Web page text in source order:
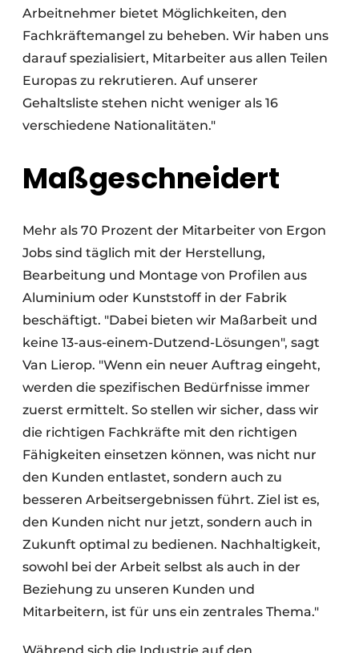
Arbeitnehmer bietet Möglichkeiten, den
Fachkräftemangel zu beheben. Wir haben uns
darauf spezialisiert, Mitarbeiter aus allen Teilen
Europas zu rekrutieren. Auf unserer
Gehaltsliste stehen nicht weniger als 16
verschiedene Nationalitäten."
Maßgeschneidert
Mehr als 70 Prozent der Mitarbeiter von Ergon
Jobs sind täglich mit der Herstellung,
Bearbeitung und Montage von Profilen aus
Aluminium oder Kunststoff in der Fabrik
beschäftigt. "Dabei bieten wir Maßarbeit und
keine 13-aus-einem-Dutzend-Lösungen", sagt
Van Lierop. "Wenn ein neuer Auftrag eingeht,
werden die spezifischen Bedürfnisse immer
zuerst ermittelt. So stellen wir sicher, dass wir
die richtigen Fachkräfte mit den richtigen
Fähigkeiten einsetzen können, was nicht nur
den Kunden entlastet, sondern auch zu
besseren Arbeitsergebnissen führt. Ziel ist es,
den Kunden nicht nur jetzt, sondern auch in
Zukunft optimal zu bedienen. Nachhaltigkeit,
sowohl bei der Arbeit selbst als auch in der
Beziehung zu unseren Kunden und
Mitarbeitern, ist für uns ein zentrales Thema."